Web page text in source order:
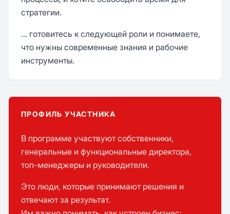
стратегии.
... готовитесь к следующей роли и понимаете,
что нужны современные знания и рабочие
инструменты.
ПРОФИЛЬ УЧАСТНИКА
В программе участвуют собственники,
генеральные и функциональные директора,
топ-менеджеры и руководители.
Это люди, которые принимают решения и
отвечают за результат.